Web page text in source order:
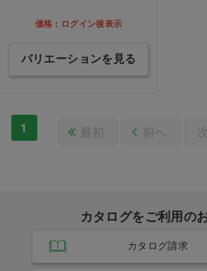
価格：ログイン後表示
バリエーションを見る
1 最初 前へ
カタログをご利用の
カタログ請求